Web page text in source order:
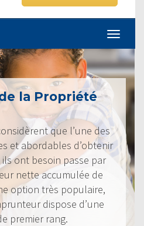
la Propriété
que l’une des
et abordables d’obtenir
ont besoin passe par
nette accumulée de
option très populaire,
dispose d’une
premier rang.